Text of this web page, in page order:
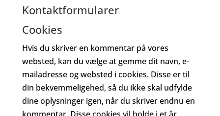
Kontaktformularer
Cookies
Hvis du skriver en kommentar på vores
websted, kan du vælge at gemme dit navn, e-
mailadresse og websted i cookies. Disse er til
din bekvemmeligehed, så du ikke skal udfylde
dine oplysninger igen, når du skriver endnu en